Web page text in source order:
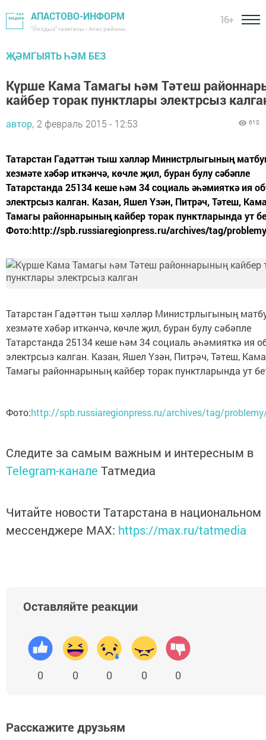
АПАСТОВО-ИНФОРМ
"Йолдыз" газетасы - Апас районы
16+
ҖӘМГЫЯТЬ ҺӘМ БЕЗ
Күрше Кама Тамагы һәм Тәтеш
кайбер торак пунктлары электрсыз
автор, 2 февраль 2015 - 12:53 610
Татарстан Гадәттән тыш хәлләр Министрлыгының
хезмәте хәбәр иткәнчә, көчле җил, буран булу сәбәпле
Татарстанда 25134 кеше һәм 34 социаль әһәмияткә ия
электрсыз калган. Казан, Яшел Үзән, Питрәч, Тәтеш,
Тамагы районнарының кайбер торак пунктларында ут
Фото:http://spb.russiaregionpress.ru/archives/tag/
Татарстан Гадәттән тыш хәлләр Министрлыгының
хезмәте хәбәр иткәнчә, көчле җил, буран булу сәбәпле
Татарстанда 25134 кеше һәм 34 социаль әһәмияткә ия
электрсыз калган. Казан, Яшел Үзән, Питрәч, Тәтеш, Кама
Тамагы районнарының кайбер торак пунктларында ут
Фото:http://spb.russiaregionpress.ru/archives/tag/
Следите за самым важным и интересным в
Telegram-канале Татмедиа
Читайте новости Татарстана в национальном
мессенджере MАХ: https://max.ru/tatmedia
Оставляйте реакции
0 0 0 0 0
Расскажите друзьям